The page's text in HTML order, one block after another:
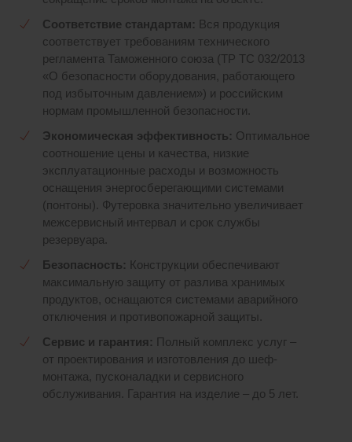
Соответствие стандартам: Вся продукция
соответствует требованиям технического
регламента Таможенного союза (ТР ТС 032/2013
«О безопасности оборудования, работающего
под избыточным давлением») и российским
нормам промышленной безопасности.
Экономическая эффективность: Оптимальное
соотношение цены и качества, низкие
эксплуатационные расходы и возможность
оснащения энергосберегающими системами
(понтоны). Футеровка значительно увеличивает
межсервисный интервал и срок службы
резервуара.
Безопасность: Конструкции обеспечивают
максимальную защиту от разлива хранимых
продуктов, оснащаются системами аварийного
отключения и противопожарной защиты.
Сервис и гарантия: Полный комплекс услуг –
от проектирования и изготовления до шеф-
монтажа, пусконаладки и сервисного
обслуживания. Гарантия на изделие – до 5 лет.